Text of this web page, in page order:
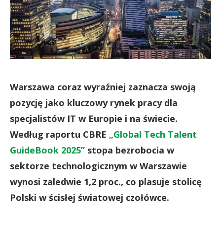
Warszawa coraz wyraźniej zaznacza swoją
pozycję jako kluczowy rynek pracy dla
specjalistów IT w Europie i na świecie.
Według raportu CBRE „Global Tech Talent
GuideBook 2025” stopa bezrobocia w
sektorze technologicznym w Warszawie
wynosi zaledwie 1,2 proc., co plasuje stolicę
Polski w ścisłej światowej czołówce.